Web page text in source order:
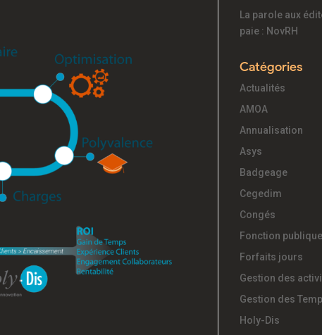
La parole aux
paie : NovRH
Catégories
Actualités
AMOA
Annualisation
Asys
Badgeage
Cegedim
Congés
Fonction publique
Forfaits jours
Gestion des
Gestion des
Holy-Dis